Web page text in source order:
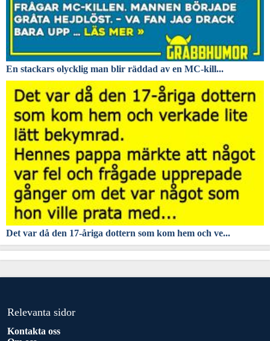
En stackars olycklig man blir räddad av en MC-kill...
Det var då den 17-åriga dottern som kom hem och ve...
Relevanta sidor
Kontakta oss